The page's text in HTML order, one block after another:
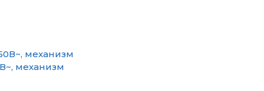
механизм